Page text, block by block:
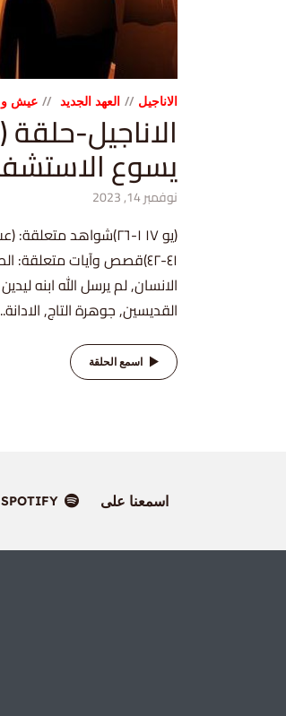
الاناجيل العهد الجديد عيش و
يسوع
نوفمبر 14, 2023
٤١-٤٢)قصص وآيات متعلقة:
الانسان, لم يرسل الله ابنه
القديسين, جوهرة التاج,
اسمع الحلقة
اسمعنا على SPOTIFY